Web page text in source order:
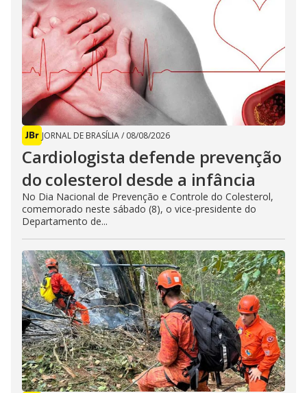
JORNAL DE BRASÍLIA/ 08/08/2026
Cardiologista defende prevenção
do colesterol desde a infância
No Dia Nacional de Prevenção e Controle do Colesterol,
comemorado neste sábado (8), o vice-presidente do
Departamento de...